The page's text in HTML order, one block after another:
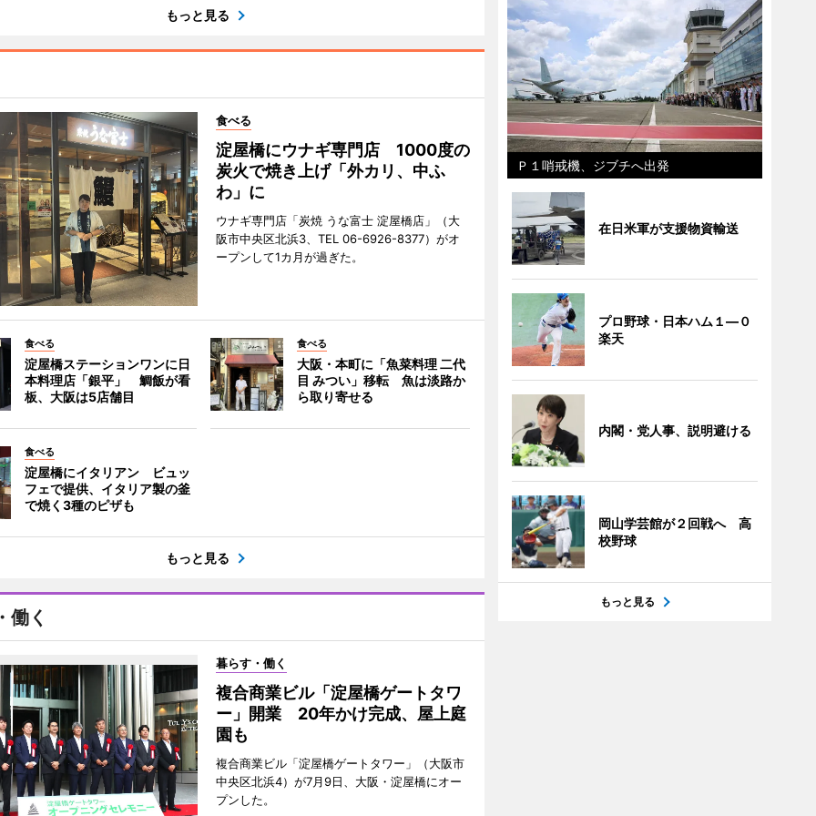
もっと見る
食べる
淀屋橋にウナギ専門店 1000度の
炭火で焼き上げ「外カリ、中ふ
わ」に
ウナギ専門店「炭焼 うな富士 淀屋橋店」（大
阪市中央区北浜3、TEL 06-6926-8377）がオ
ープンして1カ月が過ぎた。
食べる
淀屋橋ステーションワンに日
本料理店「銀平」 鯛飯が看
板、大阪は5店舗目
食べる
大阪・本町に「魚菜料理 二代
目 みつい」移転 魚は淡路か
ら取り寄せる
食べる
淀屋橋にイタリアン ビュッ
フェで提供、イタリア製の釜
で焼く3種のピザも
もっと見る
働く
暮らす・働く
複合商業ビル「淀屋橋ゲートタワ
ー」開業 20年かけ完成、屋上庭
園も
複合商業ビル「淀屋橋ゲートタワー」（大阪市
中央区北浜4）が7月9日、大阪・淀屋橋にオー
プンした。
Ｐ１哨戒機、ジブチへ出発
在日米軍が支援物資輸送
プロ野球・日本ハム１―０
楽天
内閣・党人事、説明避ける
岡山学芸館が２回戦へ 高
校野球
もっと見る